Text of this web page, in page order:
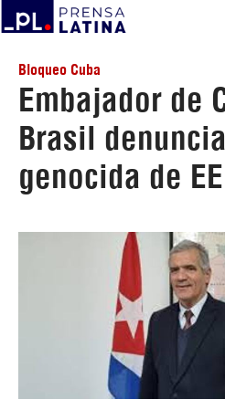
Bloqueo Cuba
Embajador de
Brasil
genocida de